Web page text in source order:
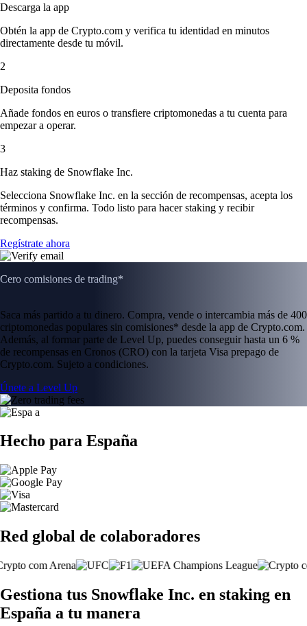
Descarga la app
Obtén la app de Crypto.com y verifica tu identidad en minutos
directamente desde tu móvil.
2
Deposita fondos
Añade fondos en euros o transfiere criptomonedas a tu cuenta para
empezar a operar.
3
Haz staking de Snowflake Inc.
Selecciona Snowflake Inc. en la sección de recompensas, acepta los
términos y confirma. Todo listo para hacer staking y recibir
recompensas.
Regístrate ahora
Cero comisiones de trading*
Saca más partido a tu dinero. Compra, vende o intercambia más de 400
criptomonedas populares sin comisiones* desde la app de Crypto.com.
Además, al formar parte de Level Up, puedes conseguir hasta un 6 %
de recompensas en Cronos (CRO) con la tarjeta Visa prepago de
Crypto.com. Sujeto a condiciones.
Únete a Level Up
Hecho para España
Red global de colaboradores
Gestiona tus Snowflake Inc. en staking en
España a tu manera